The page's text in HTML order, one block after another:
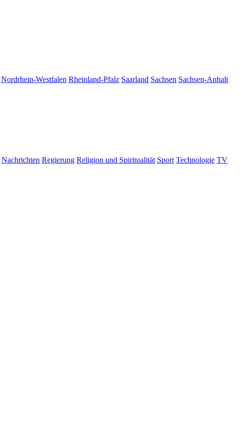
Nordrhein-Westfalen Rheinland-Pfalz Saarland Sachsen Sachsen-Anhalt
Nachrichten Regierung Religion und Spiritualität Sport Technologie TV